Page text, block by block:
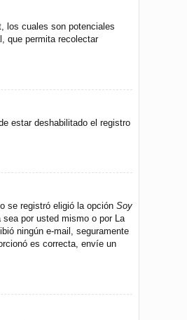
los cuales son potenciales
que permita recolectar
estar deshabilitado el registro
se registró eligió la opción Soy
por usted mismo o por La
ningún e-mail, seguramente
es correcta, envíe un